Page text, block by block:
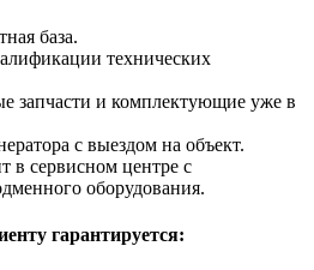
база.
технических
запчасти и комплектующие уже в
с выездом на объект.
в сервисном центре с
оборудования.
гарантируется: